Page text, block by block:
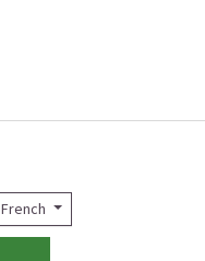
French